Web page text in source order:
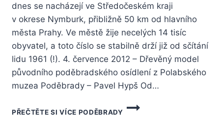
dnes se nacházejí ve Středočeském kraji
v okrese Nymburk, přibližně 50 km od hlavního
města Prahy. Ve městě žije necelých 14 tisíc
obyvatel, a toto číslo se stabilně drží již od sčítání
lidu 1961 (!). 4. července 2012 – Dřevěný model
původního poděbradského osídlení z Polabského
muzea Poděbrady – Pavel Hypš Od…
PŘEČTĚTE SI VÍCE PODĚBRADY